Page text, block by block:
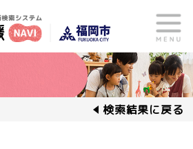
検索結果に戻る